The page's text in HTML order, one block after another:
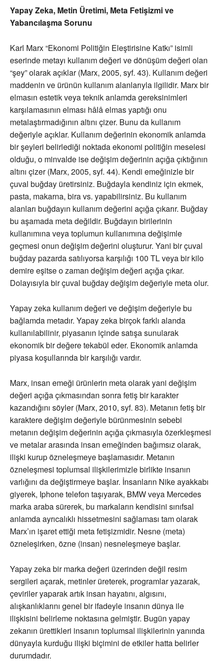
Yapay Zeka, Metin Üretimi, Meta Fetişizmi ve
Yabancılaşma Sorunu
Karl Marx “Ekonomi Politiğin Eleştirisine Katkı” isimli
eserinde metayı kullanım değeri ve dönüşüm değeri olan
“şey” olarak açıklar (Marx, 2005, syf. 43). Kullanım değeri
maddenin ve ürünün kullanım alanlarıyla ilgilidir. Marx bir
elmasın estetik veya teknik anlamda gereksinimleri
karşılamasının elması hâlâ elmas yaptığı onu
metalaştırmadığının altını çizer. Bunu da kullanım
değeriyle açıklar. Kullanım değerinin ekonomik anlamda
bir şeyleri belirlediği noktada ekonomi politiğin meselesi
olduğu, o minvalde ise değişim değerinin açığa çıktığının
altını çizer (Marx, 2005, syf. 44). Kendi emeğinizle bir
çuval buğday üretirsiniz. Buğdayla kendiniz için ekmek,
pasta, makarna, bira vs. yapabilirsiniz. Bu kullanım
alanları buğdayın kullanım değerini açığa çıkarır. Buğday
bu aşamada meta değildir. Buğdayın birilerinin
kullanımına veya toplumun kullanımına değişimle
geçmesi onun değişim değerini oluşturur. Yani bir çuval
buğday pazarda satılıyorsa karşılığı 100 TL veya bir kilo
demire eşitse o zaman değişim değeri açığa çıkar.
Dolayısıyla bir çuval buğday değişim değeriyle meta olur.
Yapay zeka kullanım değeri ve değişim değeriyle bu
bağlamda metadır. Yapay zeka birçok farklı alanda
kullanılabilinir, piyasanın içinde satışa sunularak
ekonomik bir değere tekabül eder. Ekonomik anlamda
piyasa koşullarında bir karşılığı vardır.
Marx, insan emeği ürünlerin meta olarak yani değişim
değeri açığa çıkmasından sonra fetiş bir karakter
kazandığını söyler (Marx, 2010, syf. 83). Metanın fetiş bir
karaktere değişim değeriyle bürünmesinin sebebi
metanın değişim değerinin açığa çıkmasıyla özerkleşmesi
ve metalar arasında insan emeğinden bağımsız olarak,
ilişki kurup özneleşmeye başlamasıdır. Metanın
özneleşmesi toplumsal ilişkilerimizle birlikte insanın
varlığını da değiştirmeye başlar. İnsanların Nike ayakkabı
giyerek, Iphone telefon taşıyarak, BMW veya Mercedes
marka araba sürerek, bu markaların kendisini sınıfsal
anlamda ayrıcalıklı hissetmesini sağlaması tam olarak
Marx’ın işaret ettiği meta fetişizmidir. Nesne (meta)
özneleşirken, özne (insan) nesneleşmeye başlar.
Yapay zeka bir marka değeri üzerinden değil resim
sergileri açarak, metinler üreterek, programlar yazarak,
çeviriler yaparak artık insan hayatını, algısını,
alışkanlıklarını genel bir ifadeyle insanın dünya ile
ilişkisini belirleme noktasına gelmiştir. Bugün yapay
zekanın ürettikleri insanın toplumsal ilişkilerinin yanında
dünyayla kurduğu ilişki biçimini de etkiler hatta belirler
durumdadır.